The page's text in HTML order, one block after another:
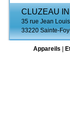
CLUZEAU
35 rue Jean
33220 Sainte-
Appareils